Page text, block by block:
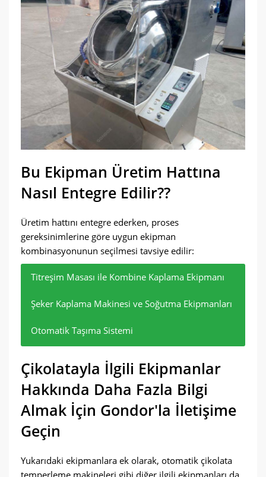
Bu Ekipman Üretim Hattına
Nasıl Entegre Edilir??
Üretim hattını entegre ederken, proses
gereksinimlerine göre uygun ekipman
kombinasyonunun seçilmesi tavsiye edilir:
Titreşim Masası ile Kombine Kaplama Ekipmanı
Şeker Kaplama Makinesi ve Soğutma Ekipmanları
Otomatik Taşıma Sistemi
daha uygundur.
çalışmayı azaltın.
Çikolatayla İlgili Ekipmanlar
Hakkında Daha Fazla Bilgi
Almak İçin Gondor'la İletişime
Geçin
Yukarıdaki ekipmanlara ek olarak, otomatik çikolata
temperleme makineleri gibi diğer ilgili ekipmanları da